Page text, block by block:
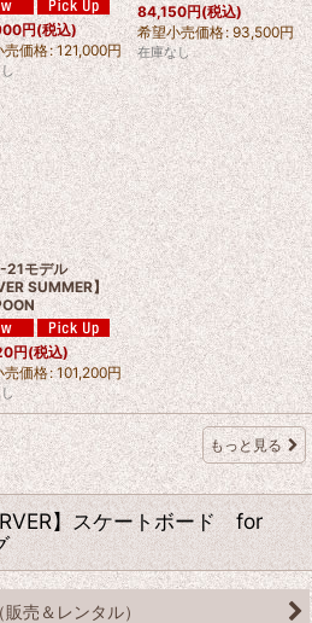
円(税込)
売価格: 121,000円
84,150円(税込)
希望小売価格: 93,500円
在庫なし
21モデル
SUMMER】
円(税込)
売価格: 101,200円
もっと見る
】スケートボード for
売＆レンタル）